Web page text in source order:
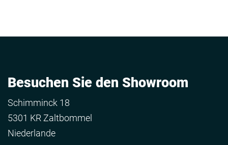
Besuchen Sie den Showroom
Schimminck 18
5301 KR Zaltbommel
Niederlande